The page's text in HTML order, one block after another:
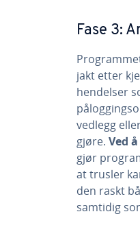
Fase 3:
jakt etter
hendelser
vedlegg
gjøre. Ved
gjør
at trusler
den raskt
samtidig